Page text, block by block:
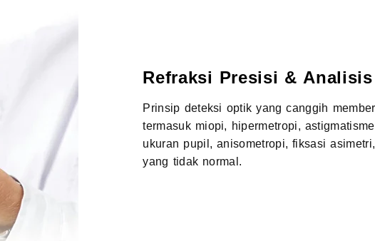
Refraksi Presisi &
Prinsip deteksi optik yang canggih
termasuk miopi, hipermetropi,
ukuran pupil, anisometropi, fiksasi
yang tidak normal.